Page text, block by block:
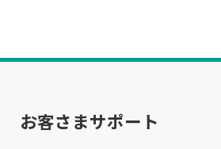
お客さまサポート